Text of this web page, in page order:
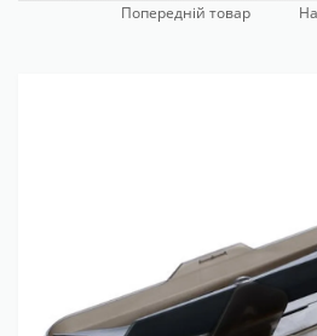
Попередній товар